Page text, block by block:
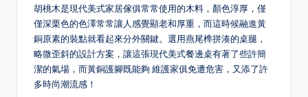
胡桃木是現代美式家居傢俱常常使用的木料，顏色淳厚，僅
僅深栗色的色澤常常讓人感覺顯老和厚重，而這時候融進黃
銅原素的裝點就看起來分外關鍵。選用燕尾榫拼湊的桌腿，
略微歪斜的設計方案，讓這張現代美式餐邊桌有著了些許簡
潔的氣場，而黃銅護腳既能夠 維護家俱免遭危害，又添了許
多時尚潮流感！